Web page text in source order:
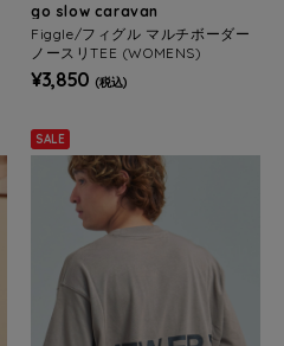
go slow caravan
Figgle/フィグル マルチボーダー
ノースリTEE (WOMENS)
¥3,850 (税込)
SALE